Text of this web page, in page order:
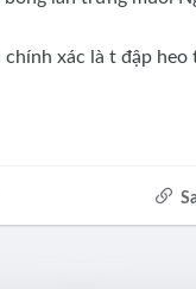
xác là t đập